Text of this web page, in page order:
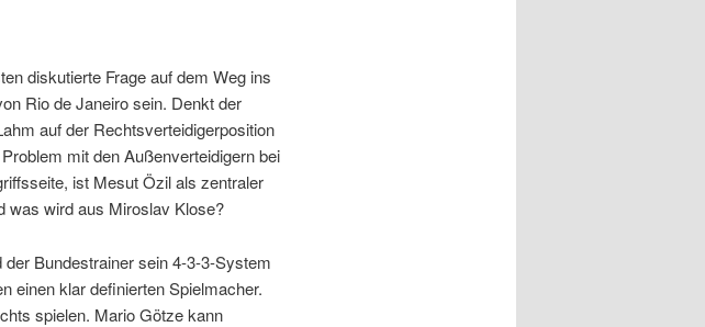
diskutierte Frage auf dem Weg ins
Rio de Janeiro sein. Denkt der
auf der Rechtsverteidigerposition
mit den Außenverteidigern bei
ist Mesut Özil als zentraler
was wird aus Miroslav Klose?
Bundestrainer sein 4-3-3-System
einen klar definierten Spielmacher.
spielen. Mario Götze kann